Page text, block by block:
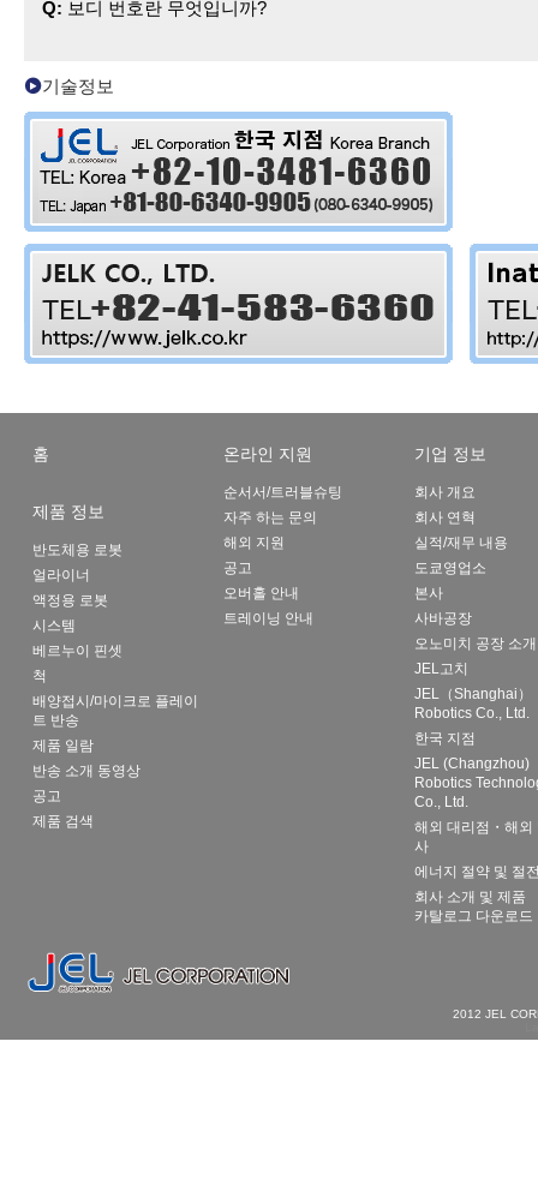
Q: 보디 번호란 무엇입니까?
A: 복수의 컨트롤러를 연결할 경우, 어느 컨트롤러로 명령을
표준은 로봇이 1번, 얼라이너는 2번입니다.
기술정보
홈
제품 정보
반도체용 로봇
얼라이너
액정용 로봇
시스템
베르누이 핀셋
척
배양접시/마이크로 플레이
트 반송
제품 일람
반송 소개 동영상
공고
제품 검색
온라인 지원
순서서/트러블슈팅
자주 하는 문의
해외 지원
공고
오버홀 안내
트레이닝 안내
기업 정보
회사 개요
회사 연혁
실적/재무 내용
도쿄영업소
본사
사바공장
오노미치 공장 소개
JEL고치
JEL（Shanghai）
Robotics Co., Ltd.
한국 지점
JEL (Changzhou)
Robotics
Co., Ltd.
해외 대리점・해외
사
에너지 절약 및 절
회사 소개 및 제품
카탈로그 다운로드
2012 JEL